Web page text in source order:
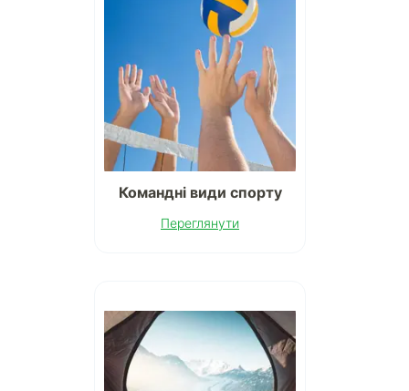
Командні види спорту
Переглянути